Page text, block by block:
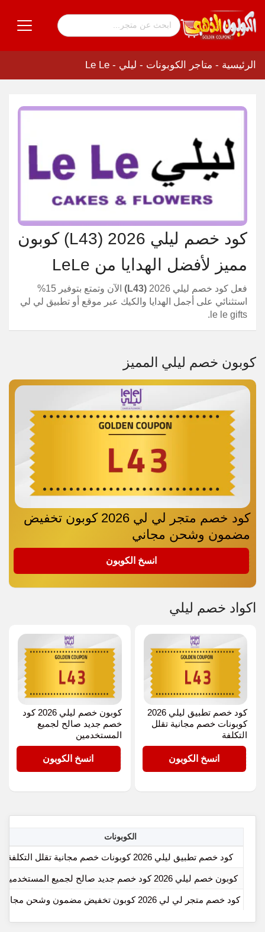
الرئيسية - متاجر الكوبونات - ليلي - Le Le
كود خصم ليلي 2026 (L43) كوبون
مميز لأفضل الهدايا من LeLe
فعل كود خصم ليلي 2026 (L43)
الآن وتمتع بتوفير 15%
استثنائي على أجمل الهدايا والكيك عبر موقع أو تطبيق لي لي
le le gifts.
كوبون خصم ليلي المميز
كود خصم متجر لي لي 2026 كوبون تخفيض
مضمون وشحن مجاني
انسخ الكوبون
اكواد خصم ليلي
كود خصم تطبيق ليلي 2026
كوبونات خصم مجانية تقلل
التكلفة
انسخ الكوبون
كوبون خصم ليلي 2026 كود
خصم جديد صالح لجميع
المستخدمين
انسخ الكوبون
الكوبونات
كود خصم تطبيق ليلي 2026 كوبونات خصم مجانية تقلل التكلفة
كوبون خصم ليلي 2026 كود خصم جديد صالح لجميع المستخدمين
كود خصم متجر لي لي 2026 كوبون تخفيض مضمون وشحن مجاني